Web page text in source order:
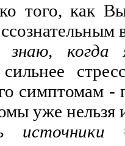
того, как
когда
симптомам -
уже нельзя
источники